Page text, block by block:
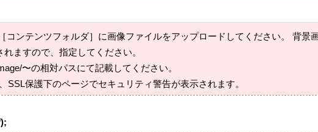
ンテンツフォルダ］に画像ファイルをアップロードしてください。 背景
ますので、指定してください。
〜の相対パスにて記載してください。
SSL保護下のページでセキュリティ警告が表示されます。